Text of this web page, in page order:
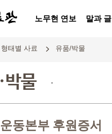
노무현 연보 말과 글
형태별 사료 유품/박물
박물 .
동본부 후원증서